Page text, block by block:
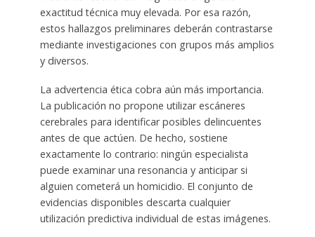
exactitud técnica muy elevada. Por esa razón,
estos hallazgos preliminares deberán contrastarse
mediante investigaciones con grupos más amplios
y diversos.
La advertencia ética cobra aún más importancia.
La publicación no propone utilizar escáneres
cerebrales para identificar posibles delincuentes
antes de que actúen. De hecho, sostiene
exactamente lo contrario: ningún especialista
puede examinar una resonancia y anticipar si
alguien cometerá un homicidio. El conjunto de
evidencias disponibles descarta cualquier
utilización predictiva individual de estas imágenes.